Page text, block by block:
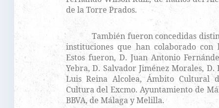
de la Torre Prados.
También fueron concedidas
instituciones que han colaborado con
Estos fueron, D. Juan Antonio
Yebra, D. Salvador Jiménez Morales,
Luis Reina Alcolea, Ámbito Cultural
Cultura del Excmo. Ayuntamiento de
BBVA, de Málaga y Melilla.